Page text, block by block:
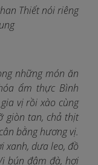
Thiết nói riêng
những món ăn
ẩm thực Bình
vị rồi xào cùng
giòn tan, chả thịt
bằng hương vị.
xanh, dưa leo, đồ
bún đậm đà, hơi